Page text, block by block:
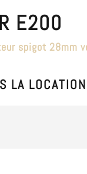
E200
spigot 28mm
LA LOCATION